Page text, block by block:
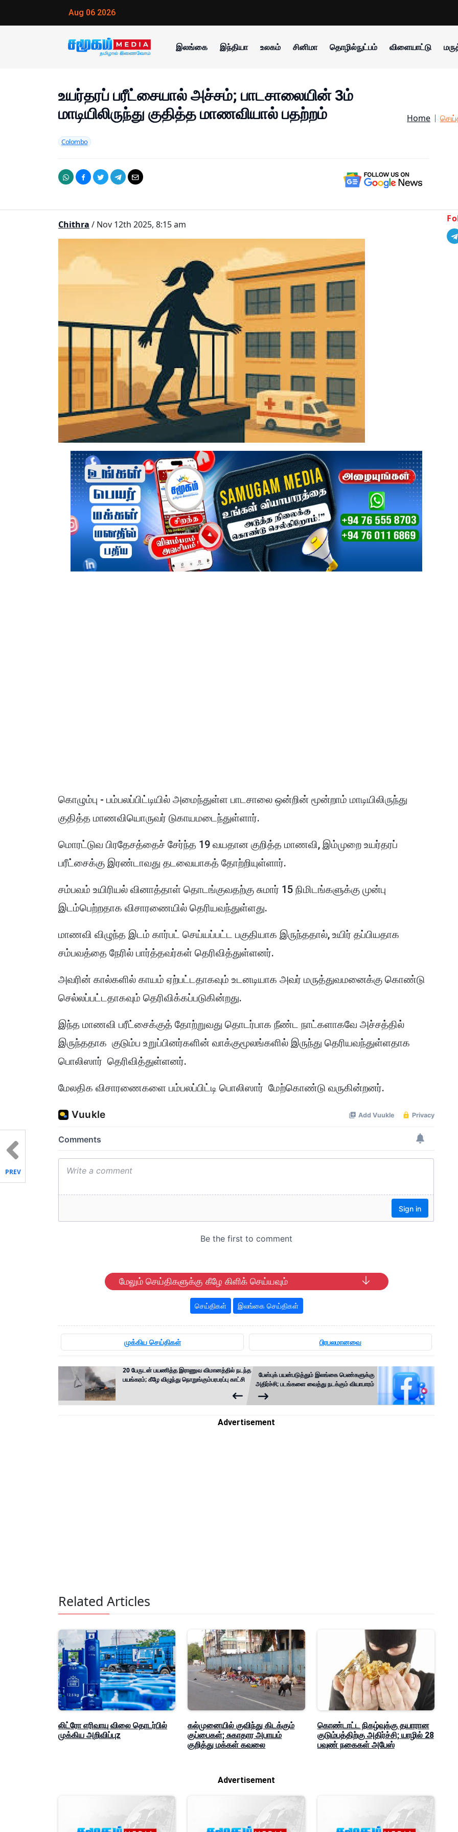
Aug 06 2026
இலங்கை இந்தியா உலகம் சினிமா தொழில்நுட்பம் விளையாட்டு
உயர்தரப் பரீட்சையால் அச்சம்; பாடசாலையின் 3ம்
மாடியிலிருந்து குதித்த மாணவியால் பதற்றம்
Colombo
Home
Chithra / Nov 12th 2025, 8:15 am
கொழும்பு - பம்பலப்பிட்டியில் அமைந்துள்ள பாடசாலை ஒன்றின் மூன்றாம் மாடியிலிருந்து
குதித்த மாணவியொருவர் டுகாயமடைந்துள்ளார்.
மொரட்டுவ பிரதேசத்தைச் சேர்ந்த 19 வயதான குறித்த மாணவி, இம்முறை உயர்தரப்
பரீட்சைக்கு இரண்டாவது தடவையாகத் தோற்றியுள்ளார்.
சம்பவம் உயிரியல் வினாத்தாள் தொடங்குவதற்கு சுமார் 15 நிமிடங்களுக்கு முன்பு
இடம்பெற்றதாக விசாரணையில் தெரியவந்துள்ளது.
மாணவி விழுந்த இடம் கார்பட் செய்யப்பட்ட பகுதியாக இருந்ததால், உயிர் தப்பியதாக
சம்பவத்தை நேரில் பார்த்தவர்கள் தெரிவித்துள்ளனர்.
அவரின் கால்களில் காயம் ஏற்பட்டதாகவும் உடனடியாக அவர் மருத்துவமனைக்கு கொண்டு
செல்லப்பட்டதாகவும் தெரிவிக்கப்படுகின்றது.
இந்த மாணவி பரீட்சைக்குத் தோற்றுவது தொடர்பாக நீண்ட நாட்களாகவே அச்சத்தில்
இருந்ததாக குடும்ப உறுப்பினர்களின் வாக்குமூலங்களில் இருந்து தெரியவந்துள்ளதாக
பொலிஸார் தெரிவித்துள்ளனர்.
மேலதிக விசாரணைகளை பம்பலப்பிட்டி பொலிஸார் மேற்கொண்டு வருகின்றனர்.
மேலும் செய்திகளுக்கு கீழே கிளிக் செய்யவும்
செய்திகள் இலங்கை செய்திகள்
முக்கிய செய்திகள் பிரபலமானவை
20 பேருடன் பயணித்த இராணுவ விமானத்தில் நடந்த
பயங்கரம்; கீழே விழுந்து நொறுங்கும்பரபரப்பு காட்சி
பேஸ்புக் பயன்படுத்தும் இலங்கை பெண்களுக்கு
அதிர்ச்சி; படங்களை வைத்து நடக்கும் வியாபாரம்
PREV
Advertisement
Related Articles
லிட்ரோ எரிவாயு விலை தொடர்பில்
முக்கிய அறிவிப்புz
கல்முனையில் குவிந்து கிடக்கும்
குப்பைகள்; சுகாதார அபாயம்
குறித்து மக்கள் கவலை
கொண்டாட்ட நிகழ்வுக்கு தயாரான
குடும்பத்திற்கு அதிர்ச்சி; யாழில் 28
பவுண் நகைகள் அபேஸ்
Advertisement